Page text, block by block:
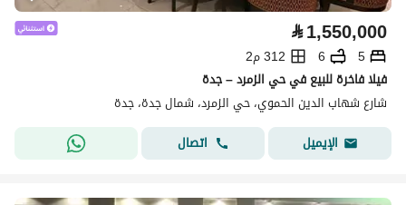
⃁1,550,000
5
6
312 م2
فيلا فاخرة للبيع في حي الزمرد – جدة
شارع شهاب الدين الحموي، حي الزمرد، شمال جدة، جدة
الإيميل
اتصال